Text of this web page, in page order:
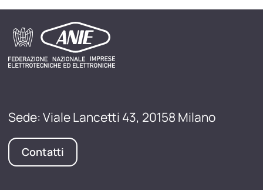
Sede: Viale Lancetti 43, 20158 Milano
Contatti